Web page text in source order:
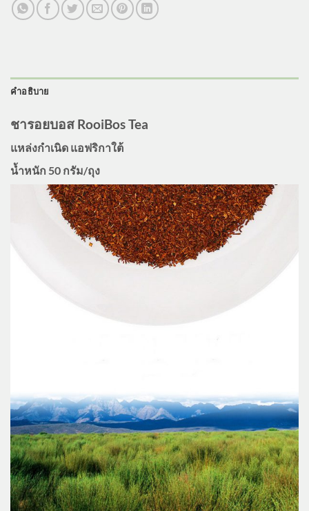
คำอธิบาย
ชารอยบอส RooiBos Tea
แหล่งกำเนิด แอฟริกาใต้
น้ำหนัก 50 กรัม/ถุง